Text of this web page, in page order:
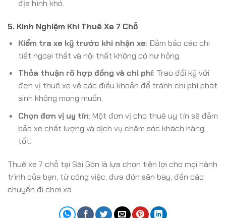
địa hình khó.
5. Kinh Nghiệm Khi Thuê Xe 7 Chỗ
Kiểm tra xe kỹ trước khi nhận xe: Đảm bảo các chi
tiết ngoại thất và nội thất không có hư hỏng.
Thỏa thuận rõ hợp đồng và chi phí: Trao đổi kỹ với
đơn vị thuê xe về các điều khoản để tránh chi phí phát
sinh không mong muốn.
Chọn đơn vị uy tín: Một đơn vị cho thuê uy tín sẽ đảm
bảo xe chất lượng và dịch vụ chăm sóc khách hàng
tốt.
Thuê xe 7 chỗ tại Sài Gòn là lựa chọn tiện lợi cho mọi hành
trình của bạn, từ công việc, đưa đón sân bay, đến các
chuyến đi chơi xa